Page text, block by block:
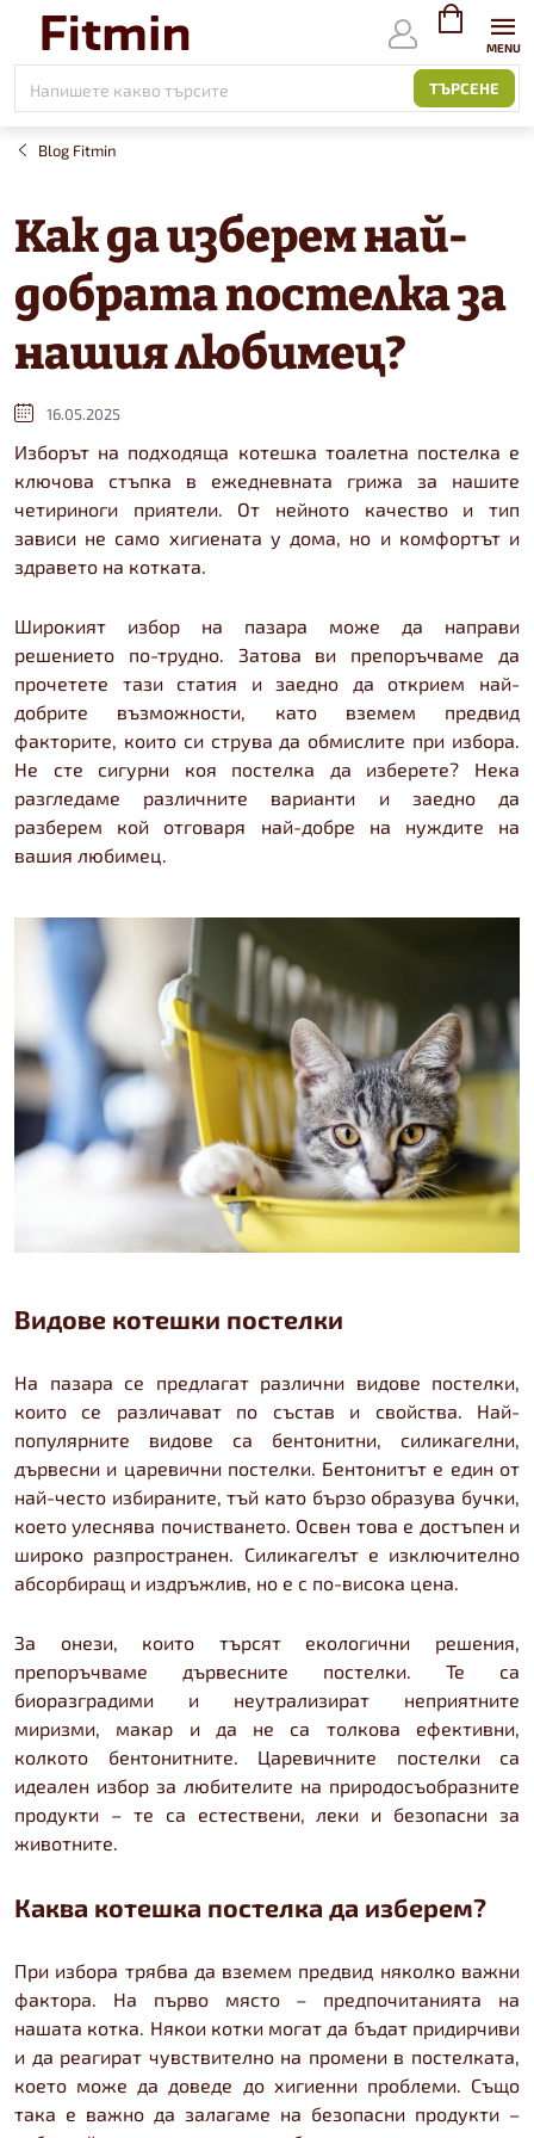
съдържанието
ТЪРСЕНЕ
ВИЖ
Blog Fitmin
Как да изберем най-
добрата постелка за
нашия любимец?
16.05.2025
Изборът на подходяща котешка тоалетна постелка е
ключова стъпка в ежедневната грижа за нашите
четириноги приятели. От нейното качество и тип
зависи не само хигиената у дома, но и комфортът и
здравето на котката.
Широкият избор на пазара може да направи
решението по-трудно. Затова ви препоръчваме да
прочетете тази статия и заедно да открием най-
добрите възможности, като вземем предвид
факторите, които си струва да обмислите при избора.
Не сте сигурни коя постелка да изберете? Нека
разгледаме различните варианти и заедно да
разберем кой отговаря най-добре на нуждите на
вашия любимец.
Видове котешки постелки
На пазара се предлагат различни видове постелки,
които се различават по състав и свойства. Най-
популярните видове са бентонитни, силикагелни,
дървесни и царевични постелки. Бентонитът е един от
най-често избираните, тъй като бързо образува бучки,
което улеснява почистването. Освен това е достъпен и
широко разпространен. Силикагелът е изключително
абсорбиращ и издръжлив, но е с по-висока цена.
За онези, които търсят екологични решения,
препоръчваме дървесните постелки. Те са
биоразградими и неутрализират неприятните
миризми, макар и да не са толкова ефективни,
колкото бентонитните. Царевичните постелки са
идеален избор за любителите на природосъобразните
продукти – те са естествени, леки и безопасни за
животните.
Каква котешка постелка да изберем?
При избора трябва да вземем предвид няколко важни
фактора. На първо място – предпочитанията на
нашата котка. Някои котки могат да бъдат придирчиви
и да реагират чувствително на промени в постелката,
което може да доведе до хигиенни проблеми. Също
така е важно да залагаме на безопасни продукти –